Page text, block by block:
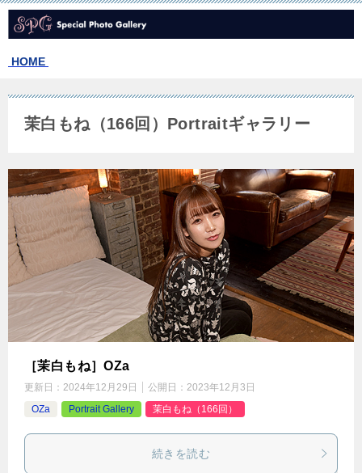
HOME
茉白もね（166回）Portraitギャラリー
［茉白もね］OZa
更新日： 2024年12月29日 公開日： 2023年12月3日
OZa
Portrait Gallery 茉白もね（166回）
続きを読む